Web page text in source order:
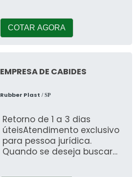
COTAR AGORA
EMPRESA DE CABIDES
Rubber Plast / SP
Retorno de 1 a 3 dias
úteisAtendimento exclusivo
para pessoa jurídica.
Quando se deseja buscar